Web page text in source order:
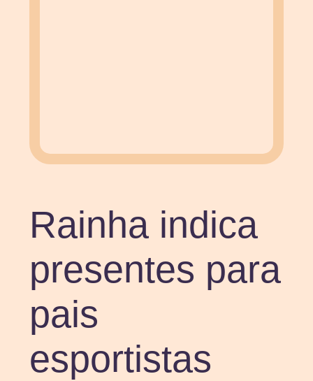
Rainha indica
presentes para
pais
esportistas